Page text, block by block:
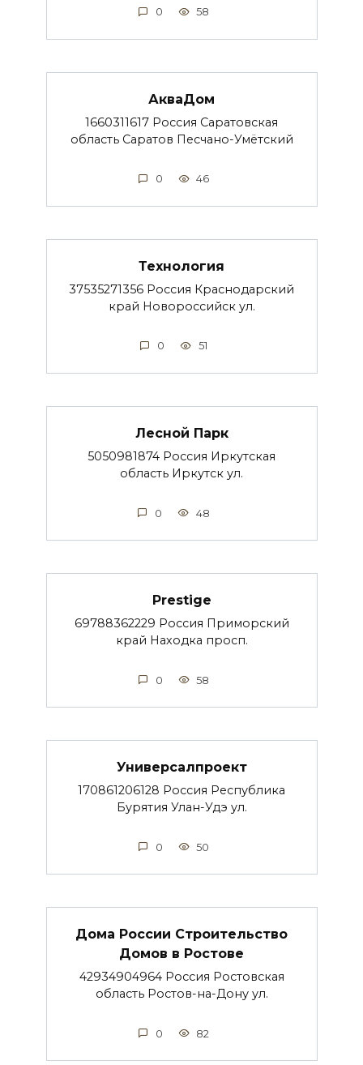
0 58
АкваДом
1660311617 Россия Саратовская
область Саратов Песчано-Умётский
0 46
Технология
37535271356 Россия Краснодарский
край Новороссийск ул.
0 51
Лесной Парк
5050981874 Россия Иркутская
область Иркутск ул.
0 48
Prestige
69788362229 Россия Приморский
край Находка просп.
0 58
Универсалпроект
170861206128 Россия Республика
Бурятия Улан-Удэ ул.
0 50
Дома России Строительство
Домов в Ростове
42934904964 Россия Ростовская
область Ростов-на-Дону ул.
0 82